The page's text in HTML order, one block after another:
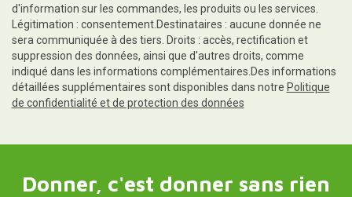
d'information sur les commandes, les produits ou les services.
Légitimation : consentement.Destinataires : aucune donnée ne
sera communiquée à des tiers. Droits : accès, rectification et
suppression des données, ainsi que d'autres droits, comme
indiqué dans les informations complémentaires.Des informations
détaillées supplémentaires sont disponibles dans notre Politique
de confidentialité et de protection des données
Donner, c'est donner sans rien